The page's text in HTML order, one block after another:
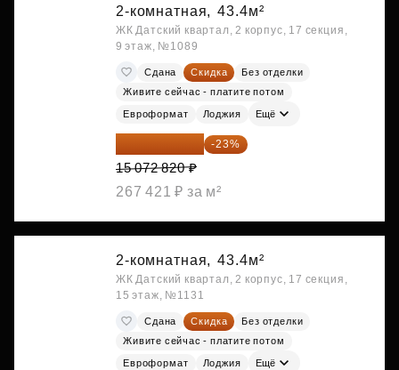
2-комнатная, 43.4м²
ЖК Датский квартал, 2 корпус, 17 секция,
9 этаж, №1089
Сдана Скидка
Без отделки
Живите сейчас - платите потом
Евроформат Лоджия Ещё
11 606 071 ₽ -23%
15 072 820 ₽
267 421 ₽ за м²
2-комнатная, 43.4м²
ЖК Датский квартал, 2 корпус, 17 секция,
15 этаж, №1131
Сдана Скидка
Без отделки
Живите сейчас - платите потом
Евроформат Лоджия Ещё